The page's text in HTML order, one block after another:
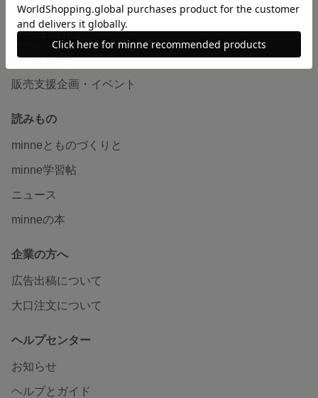
ダウンロード販売
minne PLUS
minne LAB
販売支援企画・イベント
読みもの
minneとものづくりと
minne学習帖
ニュース
minneの本
企業の方へ
広告出稿について
大口注文について
ヘルプセンター
お知らせ
ヘルプとガイド